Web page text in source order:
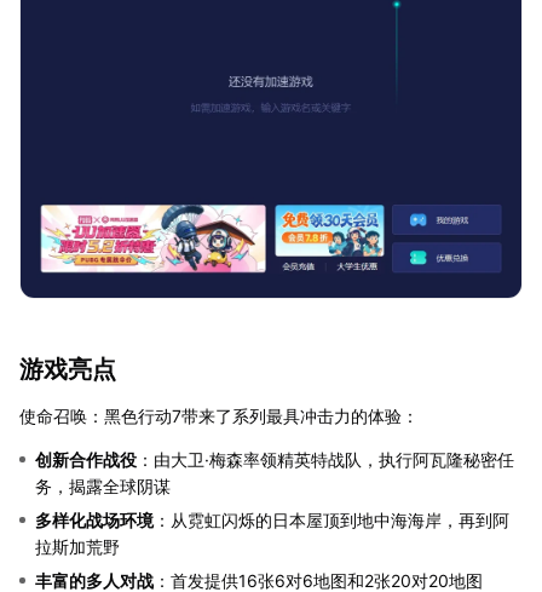
游戏亮点
使命召唤：黑色行动7带来了系列最具冲击力的体验：
创新合作战役 ：由大卫·梅森率领精英特战队，执行阿瓦隆秘密任
务，揭露全球阴谋
多样化战场环境：从霓虹闪烁的日本屋顶到地中海海岸，再到阿
拉斯加荒野
丰富的多人对战 ：首发提供16张6对6地图和2张20对20地图